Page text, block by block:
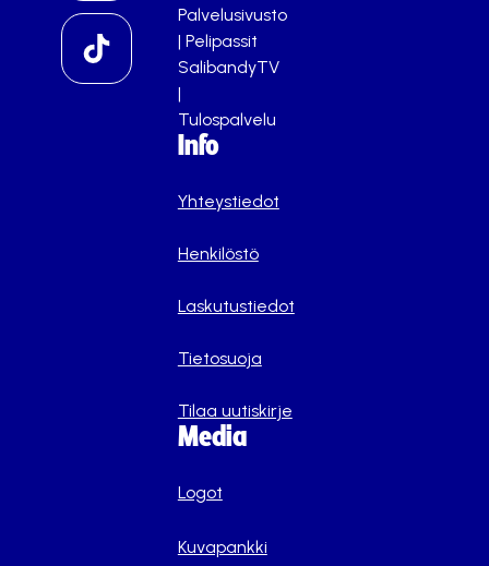
Palvelusivusto
| Pelipassit
SalibandyTV
|
Tulospalvelu
Info
Yhteystiedot
Henkilöstö
Laskutustiedot
Tietosuoja
Tilaa uutiskirje
Media
Logot
Kuvapankki